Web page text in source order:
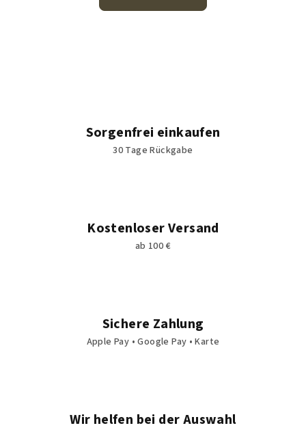
Sorgenfrei einkaufen
30 Tage Rückgabe
Kostenloser Versand
ab 100 €
Sichere Zahlung
Apple Pay • Google Pay • Karte
Wir helfen bei der Auswahl